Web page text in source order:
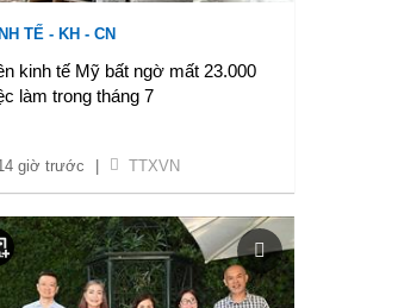
TẾ - KH - CN
kinh tế Mỹ bất ngờ mất 23.000
làm trong tháng 7
giờ trước TTXVN